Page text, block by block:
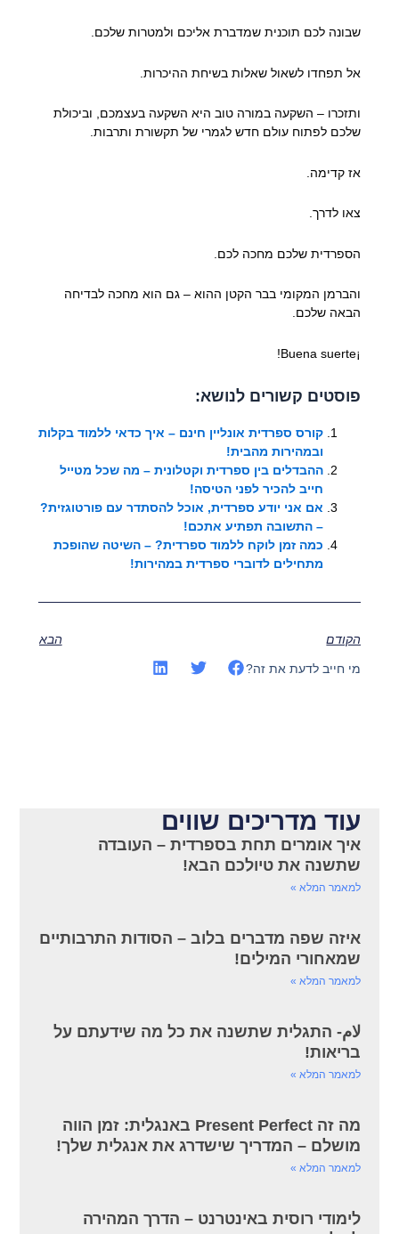
שבונה לכם תוכנית שמדברת אליכם ולמטרות שלכם.
אל תפחדו לשאול שאלות בשיחת ההיכרות.
ותזכרו – השקעה במורה טוב היא השקעה בעצמכם, וביכולת
שלכם לפתוח עולם חדש לגמרי של תקשורת ותרבות.
אז קדימה.
צאו לדרך.
הספרדית שלכם מחכה לכם.
והברמן המקומי בבר הקטן ההוא – גם הוא מחכה לבדיחה
הבאה שלכם.
¡Buena suerte!
פוסטים קשורים לנושא:
קורס ספרדית אונליין חינם – איך כדאי ללמוד בקלות
ובמהירות מהבית!
ההבדלים בין ספרדית וקטלונית – מה שכל מטייל
חייב להכיר לפני הטיסה!
אם אני יודע ספרדית, אוכל להסתדר עם פורטוגזית?
– התשובה תפתיע אתכם!
כמה זמן לוקח ללמוד ספרדית? – השיטה שהופכת
מתחילים לדוברי ספרדית במהירות!
הקודם הבא
מי חייב לדעת את זה?
עוד מדריכים שווים
איך אומרים תחת בספרדית – העובדה
שתשנה את טיולכם הבא!
למאמר המלא »
איזה שפה מדברים בלוב – הסודות התרבותיים
שמאחורי המילים!
למאמר המלא »
لام- התגלית שתשנה את כל מה שידעתם על
בריאות!
למאמר המלא »
מה זה Present Perfect באנגלית: זמן הווה
מושלם – המדריך שישדרג את אנגלית שלך!
למאמר המלא »
לימודי רוסית באינטרנט – הדרך המהירה